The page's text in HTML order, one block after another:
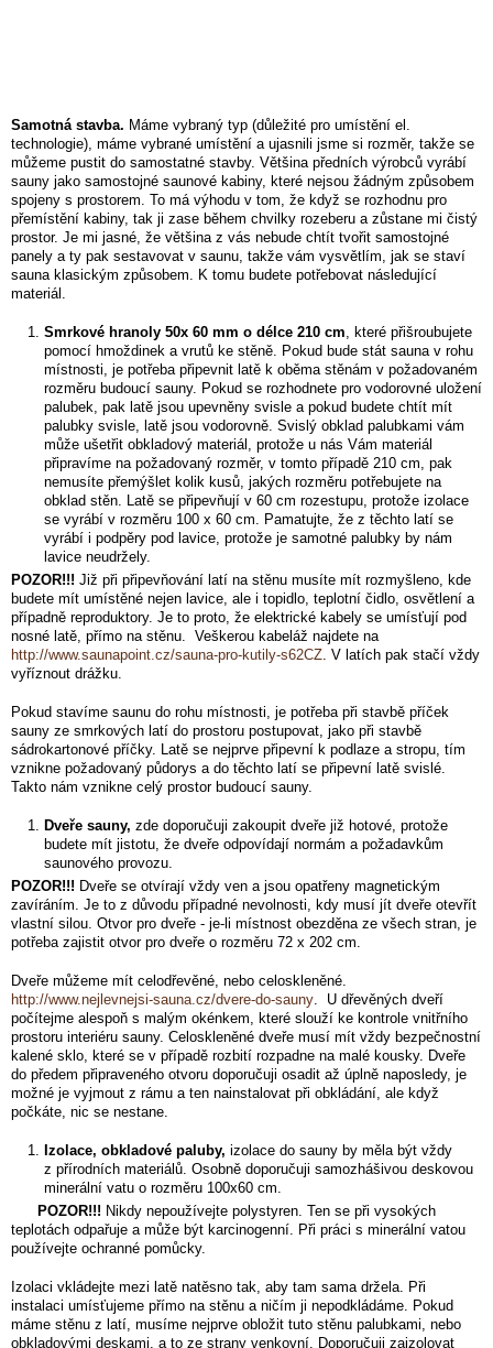
Samotná stavba. Máme vybraný typ (důležité pro umístění el.
technologie), máme vybrané umístění a ujasnili jsme si rozměr, takže se
můžeme pustit do samostatné stavby. Většina předních výrobců vyrábí
sauny jako samostojné saunové kabiny, které nejsou žádným způsobem
spojeny s prostorem. To má výhodu v tom, že když se rozhodnu pro
přemístění kabiny, tak ji zase během chvilky rozeberu a zůstane mi čistý
prostor. Je mi jasné, že většina z vás nebude chtít tvořit samostojné
panely a ty pak sestavovat v saunu, takže vám vysvětlím, jak se staví
sauna klasickým způsobem. K tomu budete potřebovat následující
materiál.
Smrkové hranoly 50x 60 mm o délce 210 cm, které přišroubujete
pomocí hmoždinek a vrutů ke stěně. Pokud bude stát sauna v rohu
místnosti, je potřeba připevnit latě k oběma stěnám v požadovaném
rozměru budoucí sauny. Pokud se rozhodnete pro vodorovné uložení
palubek, pak latě jsou upevněny svisle a pokud budete chtít mít
palubky svisle, latě jsou vodorovně. Svislý obklad palubkami vám
může ušetřit obkladový materiál, protože u nás Vám materiál
připravíme na požadovaný rozměr, v tomto případě 210 cm, pak
nemusíte přemýšlet kolik kusů, jakých rozměru potřebujete na
obklad stěn. Latě se připevňují v 60 cm rozestupu, protože izolace
se vyrábí v rozměru 100 x 60 cm. Pamatujte, že z těchto latí se
vyrábí i podpěry pod lavice, protože je samotné palubky by nám
lavice neudržely.
POZOR!!! Již při připevňování latí na stěnu musíte mít rozmyšleno, kde
budete mít umístěné nejen lavice, ale i topidlo, teplotní čidlo, osvětlení a
případně reproduktory. Je to proto, že elektrické kabely se umísťují pod
nosné latě, přímo na stěnu. Veškerou kabeláž najdete na
http://www.saunapoint.cz/sauna-pro-kutily-s62CZ. V latích pak stačí vždy
vyříznout drážku.
Pokud stavíme saunu do rohu místnosti, je potřeba při stavbě příček
sauny ze smrkových latí do prostoru postupovat, jako při stavbě
sádrokartonové příčky. Latě se nejprve připevní k podlaze a stropu, tím
vznikne požadovaný půdorys a do těchto latí se připevní latě svislé.
Takto nám vznikne celý prostor budoucí sauny.
Dveře sauny, zde doporučuji zakoupit dveře již hotové, protože
budete mít jistotu, že dveře odpovídají normám a požadavkům
saunového provozu.
POZOR!!! Dveře se otvírají vždy ven a jsou opatřeny magnetickým
zavíráním. Je to z důvodu případné nevolnosti, kdy musí jít dveře otevřít
vlastní silou. Otvor pro dveře - je-li místnost obezděna ze všech stran, je
potřeba zajistit otvor pro dveře o rozměru 72 x 202 cm.
Dveře můžeme mít celodřevěné, nebo celoskleněné.
http://www.nejlevnejsi-sauna.cz/dvere-do-sauny. U dřevěných dveří
počítejme alespoň s malým okénkem, které slouží ke kontrole vnitřního
prostoru interiéru sauny. Celoskleněné dveře musí mít vždy bezpečnostní
kalené sklo, které se v případě rozbití rozpadne na malé kousky. Dveře
do předem připraveného otvoru doporučuji osadit až úplně naposledy, je
možné je vyjmout z rámu a ten nainstalovat při obkládání, ale když
počkáte, nic se nestane.
Izolace, obkladové paluby, izolace do sauny by měla být vždy
z přírodních materiálů. Osobně doporučuji samozhášivou deskovou
minerální vatu o rozměru 100x60 cm.
POZOR!!! Nikdy nepoužívejte polystyren. Ten se při vysokých
teplotách odpařuje a může být karcinogenní. Při práci s minerální vatou
používejte ochranné pomůcky.
Izolaci vkládejte mezi latě natěsno tak, aby tam sama držela. Při
instalaci umísťujeme přímo na stěnu a ničím ji nepodkládáme. Pokud
máme stěnu z latí, musíme nejprve obložit tuto stěnu palubkami, nebo
obkladovými deskami, a to ze strany venkovní. Doporučuji zaizolovat